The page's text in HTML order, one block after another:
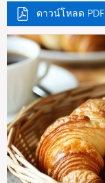
ดาวน์โหลด PDF